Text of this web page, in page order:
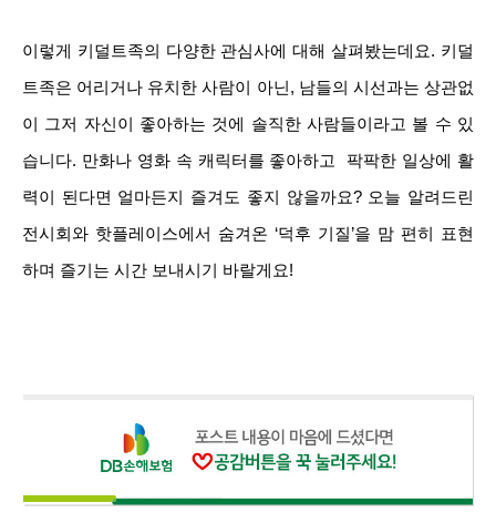
이렇게 키덜트족의 다양한 관심사에 대해 살펴봤는데요. 키덜
트족은 어리거나 유치한 사람이 아닌, 남들의 시선과는 상관없
이 그저 자신이 좋아하는 것에 솔직한 사람들이라고 볼 수 있
습니다. 만화나 영화 속 캐릭터를 좋아하고 팍팍한 일상에 활
력이 된다면 얼마든지 즐겨도 좋지 않을까요? 오늘 알려드린
전시회와 핫플레이스에서 숨겨온 ‘덕후 기질’을 맘 편히 표현
하며 즐기는 시간 보내시기 바랄게요!